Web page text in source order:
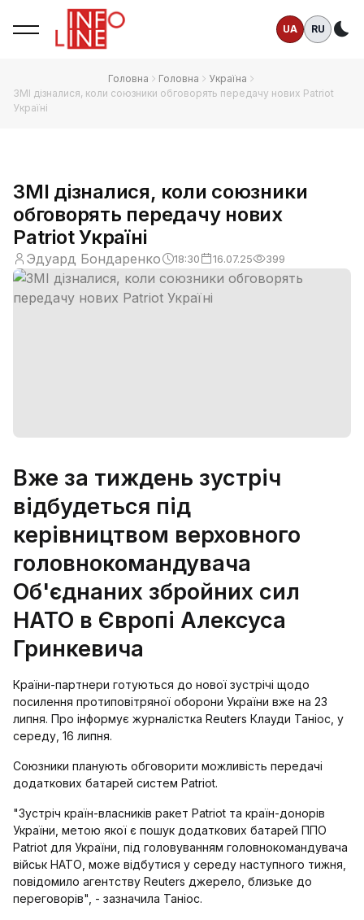
UA RU
Головна Головна
Україна
ЗМІ дізналися, коли союзники обговорять передачу нових Patriot
Україні
ЗМІ дізналися, коли союзники
обговорять передачу нових
Patriot Україні
Эдуард Бондаренко 18:30 16.07.25 399
Вже за тиждень зустріч
відбудеться під
керівництвом верховного
головнокомандувача
Об'єднаних збройних сил
НАТО в Європі Алексуса
Гринкевича
Країни-партнери готуються до нової зустрічі щодо
посилення протиповітряної оборони України вже на 23
липня. Про інформує журналістка Reuters Клауди Таніос, у
середу, 16 липня.
Союзники планують обговорити можливість передачі
додаткових батарей систем Patriot.
"Зустріч країн-власників ракет Patriot та країн-донорів
України, метою якої є пошук додаткових батарей ППО
Patriot для України, під головуванням головнокомандувача
військ НАТО, може відбутися у середу наступного тижня,
повідомило агентству Reuters джерело, близьке до
переговорів", - зазначила Таніос.